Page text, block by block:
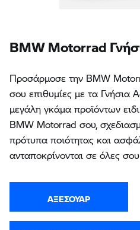
BMW Motorrad
Προσάρμοσε την BMW
σου επιθυμίες με τα
μεγάλη γκάμα προϊόντων
BMW Motorrad σου,
πρότυπα ποιότητας και
ανταποκρίνονται σε όλες
ΑΞΕΣΟΥΆΡ